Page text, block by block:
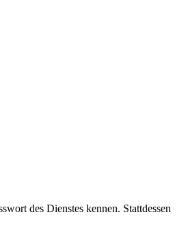
des Dienstes kennen. Stattdessen